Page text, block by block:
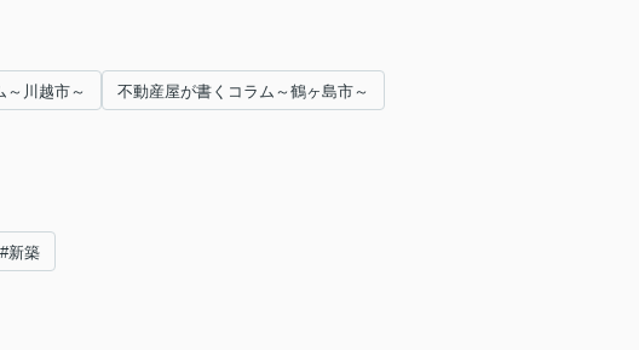
～川越市～ 不動産屋が書くコラム～鶴ヶ島市～
#新築